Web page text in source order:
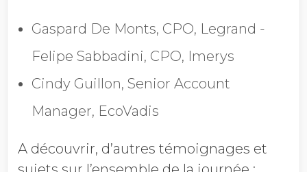
Société
Chiffre d'affaires annuel
Gaspard De Monts, CPO, Legrand -
Felipe Sabbadini, CPO, Imerys
Cindy Guillon, Senior Account
Manager, EcoVadis
A découvrir, d’autres témoignages et